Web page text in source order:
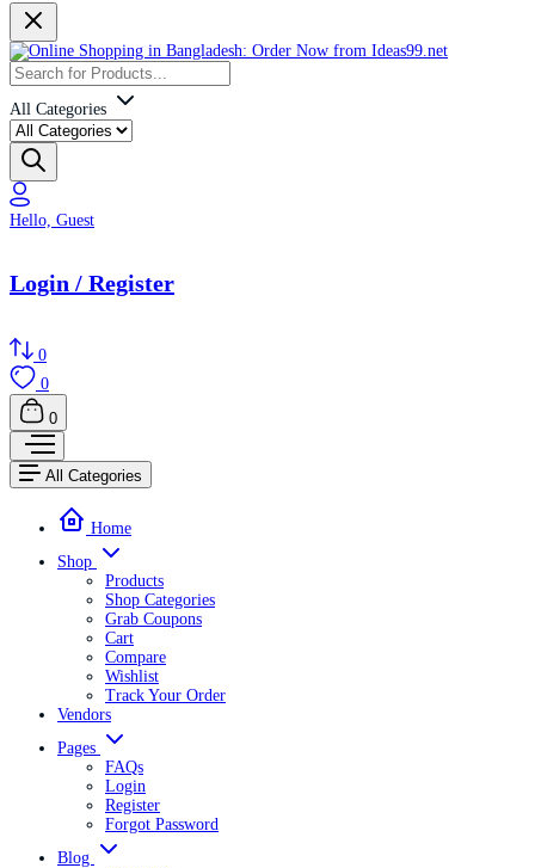
All Categories
Hello, Guest
Login / Register
0
0
0
All Categories
Home
Shop
Products
Shop Categories
Grab Coupons
Cart
Compare
Wishlist
Track Your Order
Vendors
Pages
FAQs
Login
Register
Forgot Password
Blog